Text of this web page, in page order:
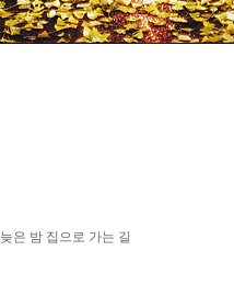
늦은 밤 집으로 가는 길